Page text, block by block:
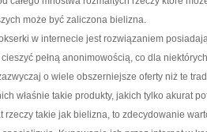
może być zaliczona bielizna.
w internecie jest rozwiązaniem
pełną anonimowością, co dla
o wiele obszerniejsze oferty niż te
właśnie takie produkty, jakich tylko akurat
rzeczy takie jak bielizna, to zdecydowanie